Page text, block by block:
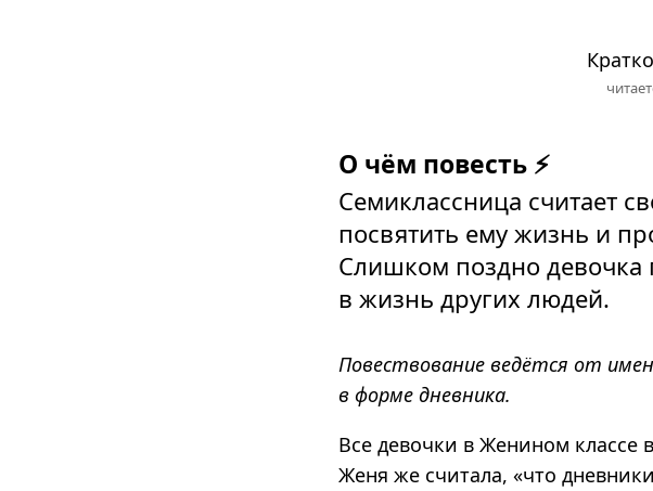
О чём повесть ⚡
Семиклассница считает
посвятить ему жизнь и
Слишком поздно девочка
в жизнь других людей.
Повествование ведётся от
в форме дневника.
Все девочки в Женином классе
Женя же считала, «что